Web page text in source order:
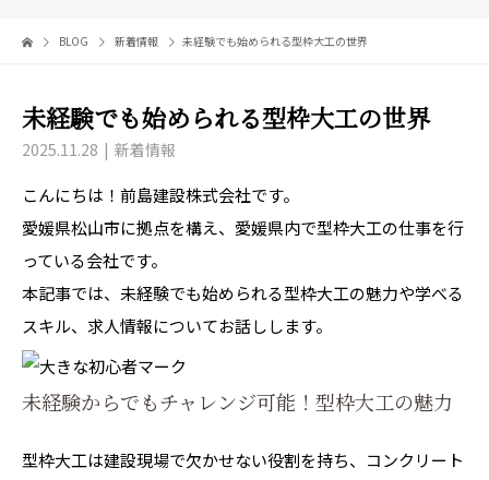
BLOG 新着情報 未経験でも始められる型枠大工の世界
未経験でも始められる型枠大工の世界
2025.11.28 新着情報
こんにちは！前島建設株式会社です。
愛媛県松山市に拠点を構え、愛媛県内で型枠大工の仕事を行
っている会社です。
本記事では、未経験でも始められる型枠大工の魅力や学べる
スキル、求人情報についてお話しします。
未経験からでもチャレンジ可能！型枠大工の魅力
型枠大工は建設現場で欠かせない役割を持ち、コンクリート